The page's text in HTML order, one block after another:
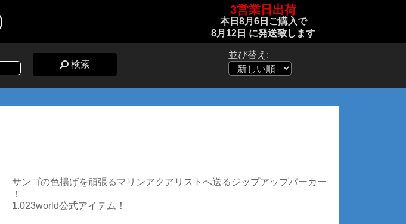
3営業日出荷
本日 8月6日 ご購入で
8月12日 に発送致します
検索
並び替え:
サンゴの色揚げを頑張るマリンアクアリストへ送るジップアップパーカー
！
1.023world公式アイテム！